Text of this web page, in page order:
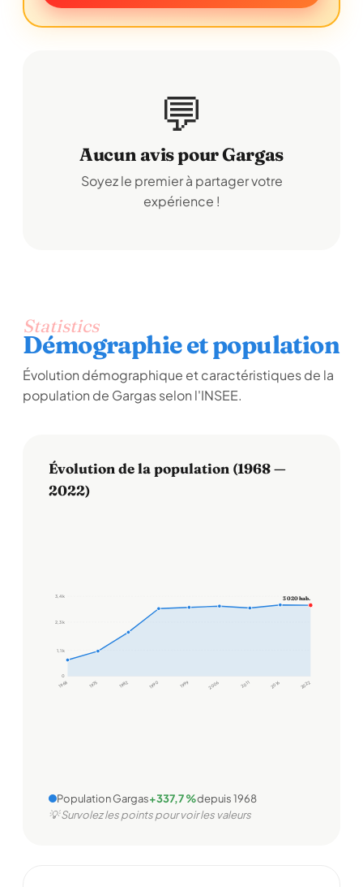
💬
Aucun avis pour Gargas
Soyez le premier à partager votre
expérience !
Statistics
Démographie et population
Évolution démographique et caractéristiques de la
population de Gargas selon l'INSEE.
Évolution de la population (1968 —
2022)
0
1,1 k
2,3 k
3,4 k
1968 1975 1982 1990 1999 2006 2011 2016 2022
3 020 hab.
Population Gargas+337,7 %depuis 1968
💡 Survolez les points pour voir les valeurs